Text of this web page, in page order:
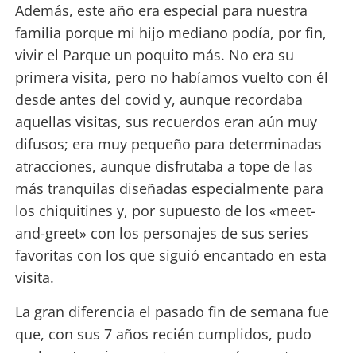
Además, este año era especial para nuestra
familia porque mi hijo mediano podía, por fin,
vivir el Parque un poquito más. No era su
primera visita, pero no habíamos vuelto con él
desde antes del covid y, aunque recordaba
aquellas visitas, sus recuerdos eran aún muy
difusos; era muy pequeño para determinadas
atracciones, aunque disfrutaba a tope de las
más tranquilas diseñadas especialmente para
los chiquitines y, por supuesto de los «meet-
and-greet» con los personajes de sus series
favoritas con los que siguió encantado en esta
visita.
La gran diferencia el pasado fin de semana fue
que, con sus 7 años recién cumplidos, pudo